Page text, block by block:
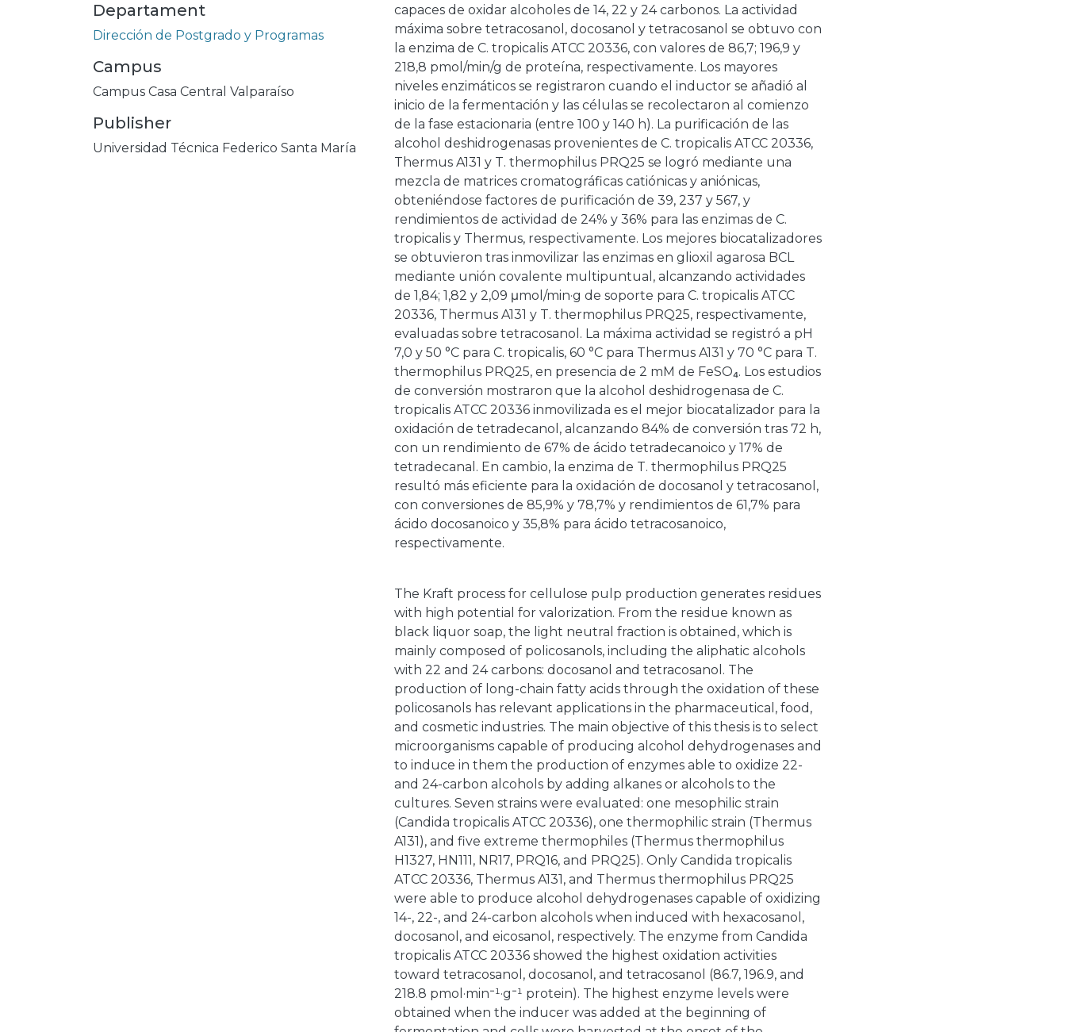
Departament
Dirección de Postgrado y Programas
Campus
Campus Casa Central Valparaíso
Publisher
Universidad Técnica Federico Santa María
capaces de oxidar alcoholes de 14, 22 y 24 carbonos. La actividad
máxima sobre tetracosanol, docosanol y tetracosanol se obtuvo con
la enzima de C. tropicalis ATCC 20336, con valores de 86,7; 196,9 y
218,8 pmol/min/g de proteína, respectivamente. Los mayores
niveles enzimáticos se registraron cuando el inductor se añadió al
inicio de la fermentación y las células se recolectaron al comienzo
de la fase estacionaria (entre 100 y 140 h). La purificación de las
alcohol deshidrogenasas provenientes de C. tropicalis ATCC 20336,
Thermus A131 y T. thermophilus PRQ25 se logró mediante una
mezcla de matrices cromatográficas catiónicas y aniónicas,
obteniéndose factores de purificación de 39, 237 y 567, y
rendimientos de actividad de 24% y 36% para las enzimas de C.
tropicalis y Thermus, respectivamente. Los mejores biocatalizadores
se obtuvieron tras inmovilizar las enzimas en glioxil agarosa BCL
mediante unión covalente multipuntual, alcanzando actividades
de 1,84; 1,82 y 2,09 μmol/min·g de soporte para C. tropicalis ATCC
20336, Thermus A131 y T. thermophilus PRQ25, respectivamente,
evaluadas sobre tetracosanol. La máxima actividad se registró a pH
7,0 y 50 °C para C. tropicalis, 60 °C para Thermus A131 y 70 °C para T.
thermophilus PRQ25, en presencia de 2 mM de FeSO₄. Los estudios
de conversión mostraron que la alcohol deshidrogenasa de C.
tropicalis ATCC 20336 inmovilizada es el mejor biocatalizador para la
oxidación de tetradecanol, alcanzando 84% de conversión tras 72 h,
con un rendimiento de 67% de ácido tetradecanoico y 17% de
tetradecanal. En cambio, la enzima de T. thermophilus PRQ25
resultó más eficiente para la oxidación de docosanol y tetracosanol,
con conversiones de 85,9% y 78,7% y rendimientos de 61,7% para
ácido docosanoico y 35,8% para ácido tetracosanoico,
respectivamente.
The Kraft process for cellulose pulp production generates residues
with high potential for valorization. From the residue known as
black liquor soap, the light neutral fraction is obtained, which is
mainly composed of policosanols, including the aliphatic alcohols
with 22 and 24 carbons: docosanol and tetracosanol. The
production of long-chain fatty acids through the oxidation of these
policosanols has relevant applications in the pharmaceutical, food,
and cosmetic industries. The main objective of this thesis is to select
microorganisms capable of producing alcohol dehydrogenases and
to induce in them the production of enzymes able to oxidize 22-
and 24-carbon alcohols by adding alkanes or alcohols to the
cultures. Seven strains were evaluated: one mesophilic strain
(Candida tropicalis ATCC 20336), one thermophilic strain (Thermus
A131), and five extreme thermophiles (Thermus thermophilus
H1327, HN111, NR17, PRQ16, and PRQ25). Only Candida tropicalis
ATCC 20336, Thermus A131, and Thermus thermophilus PRQ25
were able to produce alcohol dehydrogenases capable of oxidizing
14-, 22-, and 24-carbon alcohols when induced with hexacosanol,
docosanol, and eicosanol, respectively. The enzyme from Candida
tropicalis ATCC 20336 showed the highest oxidation activities
toward tetracosanol, docosanol, and tetracosanol (86.7, 196.9, and
218.8 pmol·min⁻¹·g⁻¹ protein). The highest enzyme levels were
obtained when the inducer was added at the beginning of